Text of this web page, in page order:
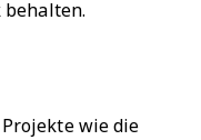
behalten.
wie die